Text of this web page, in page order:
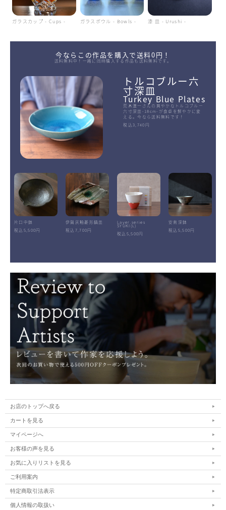
ガラスカップ - Cups - ガラスボウル - Bowls - 漆 皿 - Urushi -
今ならこの作品を購入で送料0円！
送料無料中！一緒に同時購入する作品も送料無料です。
トルコブルー六
寸深皿
Turkey Blue Plates
荒木漢一さんの爽やかなトルコブルー
六寸深皿-18cm-が食卓を鮮やかに変
える。今なら送料無料です！
税込3,740円
片口中鉢
税込5,500円
伊賀灰釉菱形鎬皿
税込7,700円
Layer.series
SYUKI(L)
税込5,500円
安南深鉢
税込5,500円
お店のトップへ戻る
カートを見る
マイページへ
お客様の声を見る
お気に入りリストを見る
ご利用案内
特定商取引法表示
個人情報の取扱い